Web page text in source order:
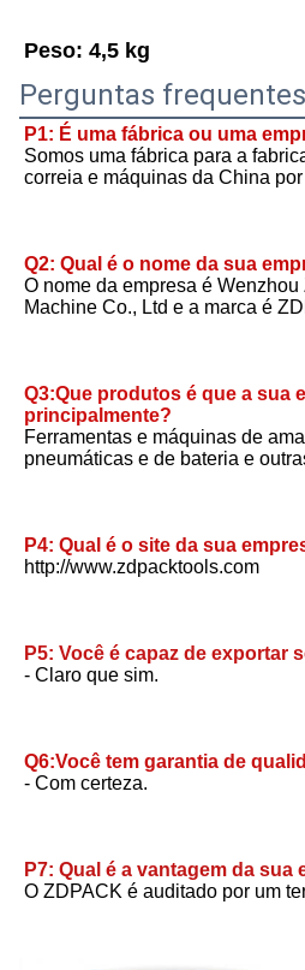
Peso: 4,5 kg
Perguntas frequentes
P1: É uma fábrica ou uma
Somos uma fábrica para a
correia e máquinas da China
Q2: Qual é o nome da sua
O nome da empresa é
Machine Co., Ltd e a marca é
Q3:Que produtos é que a sua
principalmente?
Ferramentas e máquinas de
pneumáticas e de bateria e
P4: Qual é o site da sua
http://www.zdpacktools.com
P5: Você é capaz de exportar
- Claro que sim.
Q6:Você tem garantia de
- Com certeza.
P7: Qual é a vantagem da sua
O ZDPACK é auditado por um